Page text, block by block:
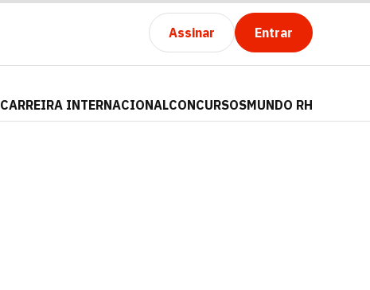
Assinar Entrar
CARREIRA INTERNACIONALCONCURSOSMUNDO RH